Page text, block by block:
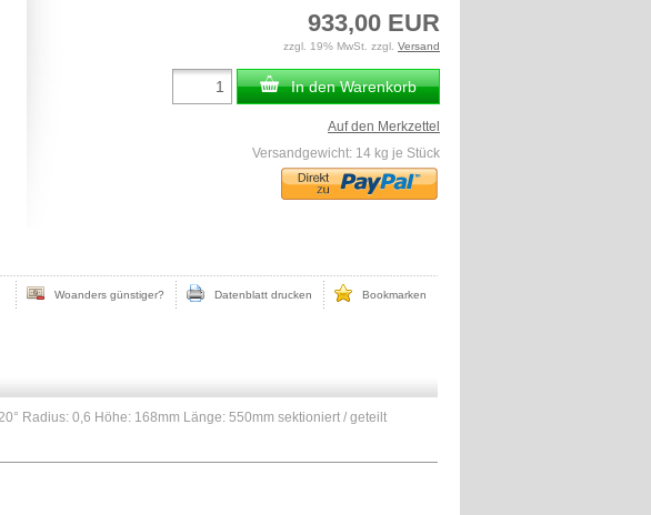
933,00 EUR
zzgl. 19% MwSt. zzgl. Versand
In den Warenkorb
Auf den Merkzettel
Versandgewicht: 14 kg je Stück
Bookmarken
Datenblatt drucken
Woanders günstiger?
Radius: 0,6 Höhe: 168mm Länge: 550mm sektioniert / geteilt